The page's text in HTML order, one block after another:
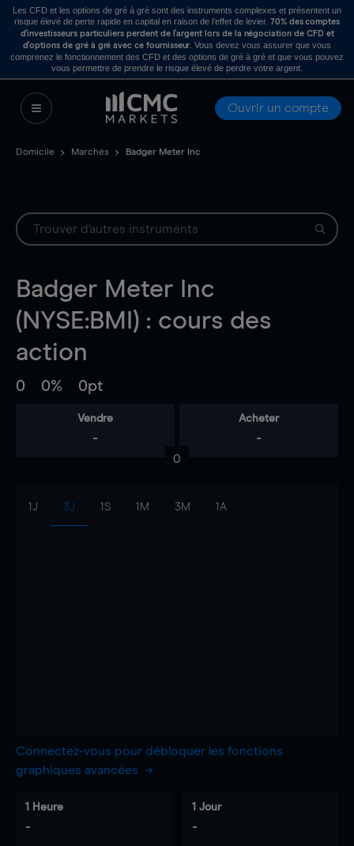
Les CFD et les options de gré à gré sont des instruments complexes et présentent un
risque élevé de perte rapide en capital en raison de l’effet de levier. 70% des comptes
d’investisseurs particuliers perdent de l’argent lors de la négociation de CFD et
d’options de gré à gré avec ce fournisseur . Vous devez vous assurer que vous
comprenez le fonctionnement des CFD et des options de gré à gré et que vous pouvez
vous permettre de prendre le risque élevé de perdre votre argent.
Ouvrir un compte
Domicile Marchés Badger Meter Inc
Badger Meter Inc
(NYSE:BMI) : cours des
action
0 0% 0pt
Vendre
-
Acheter
-
0
1J 3J 1S 1M 3M 1A
Connectez-vous pour débloquer les fonctions
graphiques avancées
1 Heure
-
1 Jour
-